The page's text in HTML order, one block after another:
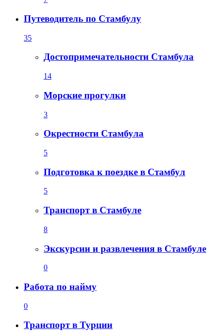
Путеводитель по Стамбулу
35
Достопримечательности Стамбула
14
Морские прогулки
3
Окрестности Стамбула
5
Подготовка к поездке в Стамбул
5
Транспорт в Стамбуле
8
Экскурсии и развлечения в Стамбуле
0
Работа по найму
0
Транспорт в Турции